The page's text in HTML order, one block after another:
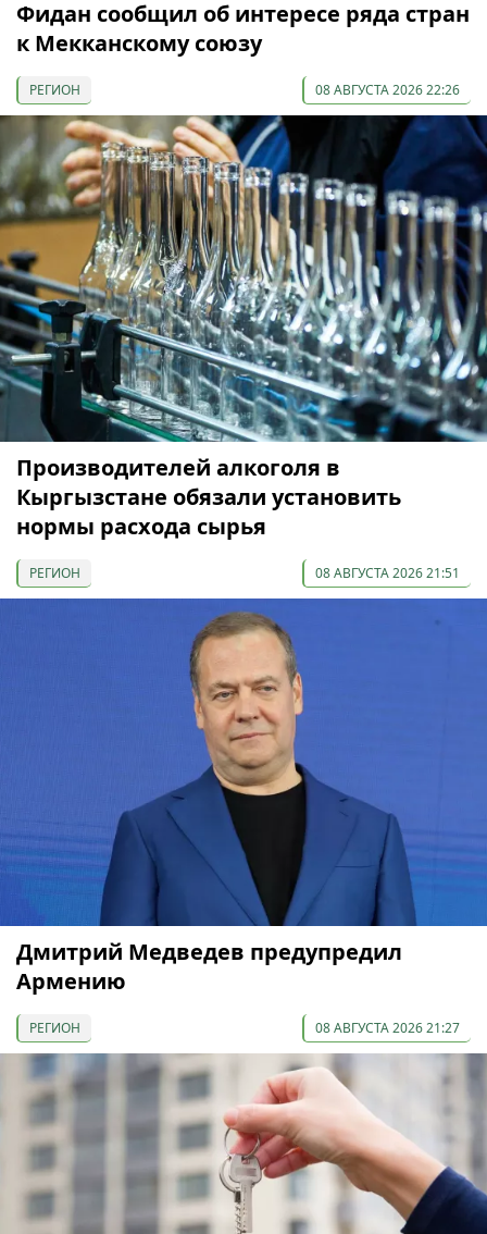
Фидан сообщил об интересе ряда стран
к Мекканскому союзу
РЕГИОН 08 АВГУСТА 2026 22:26
Производителей алкоголя в
Кыргызстане обязали установить
нормы расхода сырья
РЕГИОН 08 АВГУСТА 2026 21:51
Дмитрий Медведев предупредил
Армению
РЕГИОН 08 АВГУСТА 2026 21:27